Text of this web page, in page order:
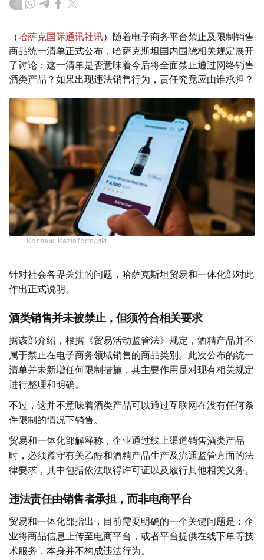
（哈萨克国际通讯社讯）随着电子商务平台禁止及限制销售
商品统一清单正式公布，哈萨克斯坦国内围绕相关规定展开
了讨论：这一清单是否意味着今后将全面禁止通过网络销售
酒类产品？如果出现违法销售行为，责任究竟应由谁承担？
Коллаж: Kazinform/ИИ
针对社会各界关注的问题，哈萨克斯坦贸易和一体化部对此
作出正式说明。
酒类销售并未被禁止，但须符合相关要求
据该部介绍，根据《贸易活动监管法》规定，酒精产品并不
属于禁止在电子商务领域销售的商品类别。此次公布的统一
清单并未新增任何限制措施，其主要作用是对现有相关规定
进行整理和明确。
不过，这并不意味着酒类产品可以通过互联网在没有任何条
件限制的情况下销售。
贸易和一体化部解释称，企业通过线上渠道销售酒类产品
时，必须遵守有关乙醇和酒精产品生产及流通监管方面的法
律要求，其中包括依法取得许可证以及履行其他相关义务。
违法责任由销售者承担，而非电商平台
贸易和一体化部指出，目前需要明确的一个关键问题是：企
业将商品信息上传至电商平台，或者平台提供在线下单等技
术服务，本身并不构成违法行为。